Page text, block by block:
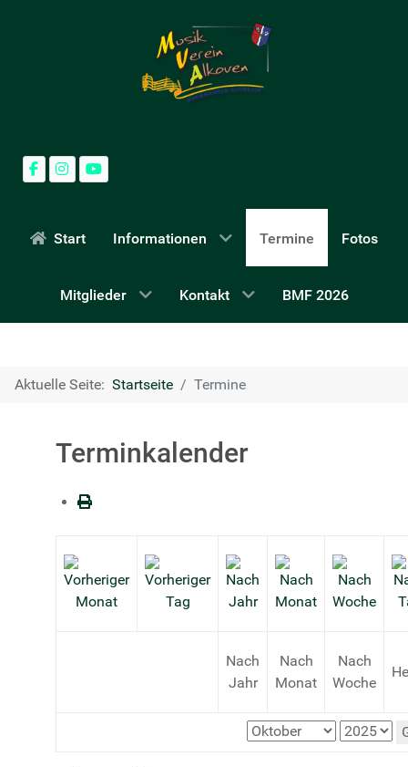
Start Informationen Termine Fotos
Mitglieder Kontakt BMF 2026
Aktuelle Seite: Startseite Termine
Terminkalender
Nach
Jahr
Nach
Monat
Nach
Woche